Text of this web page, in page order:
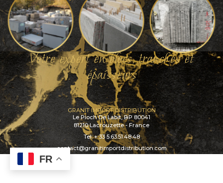
Votre expert en blocs, tranches et
épaísseurs
GRANIT IMPORT DISTRIBUTION
Le Pioch De Labit, BP 80041
81210 Lacrouzette - France
Tel: + 33 5.63.51.48.48
contact@granitimportdistribution.com
FR